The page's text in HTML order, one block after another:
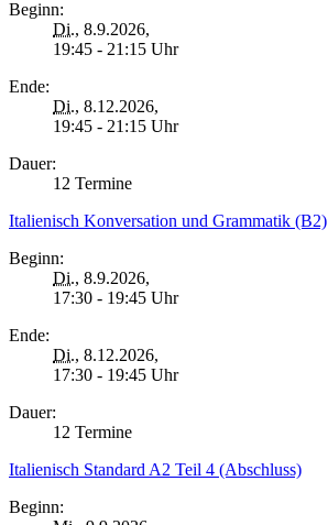
Beginn:
Di., 8.9.2026,
19:45 - 21:15 Uhr
Ende:
Di., 8.12.2026,
19:45 - 21:15 Uhr
Dauer:
12 Termine
Italienisch Konversation und Grammatik (B2)
Beginn:
Di., 8.9.2026,
17:30 - 19:45 Uhr
Ende:
Di., 8.12.2026,
17:30 - 19:45 Uhr
Dauer:
12 Termine
Italienisch Standard A2 Teil 4 (Abschluss)
Beginn: